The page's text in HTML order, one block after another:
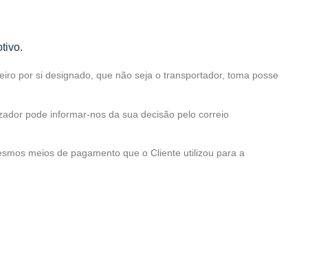
por si designado, que não seja o transportador, toma posse
pode informar-nos da sua decisão pelo correio
meios de pagamento que o Cliente utilizou para a